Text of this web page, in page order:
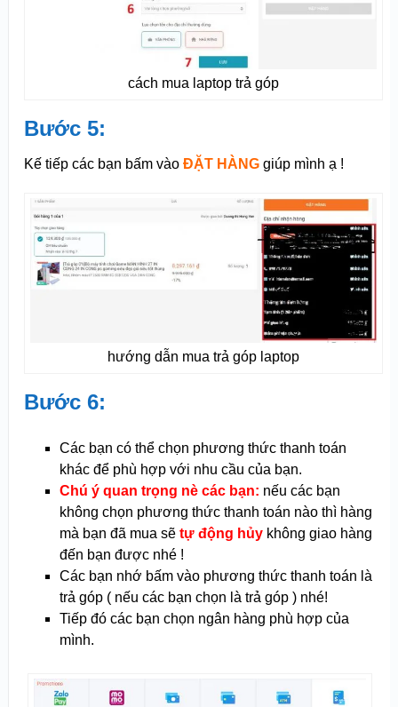
cách mua laptop trả góp
Bước 5:
Kế tiếp các bạn bấm vào ĐẶT HÀNG giúp mình ạ !
hướng dẫn mua trả góp laptop
Bước 6:
Các bạn có thể chọn phương thức thanh toán
khác để phù hợp với nhu cầu của bạn.
Chú ý quan trọng nè các bạn: nếu các bạn
không chọn phương thức thanh toán nào thì hàng
mà bạn đã mua sẽtự động hủykhông giao hàng
đến bạn được nhé !
Các bạn nhớ bấm vào phương thức thanh toán là
trả góp ( nếu các bạn chọn là trả góp ) nhé!
Tiếp đó các bạn chọn ngân hàng phù hợp của
mình.